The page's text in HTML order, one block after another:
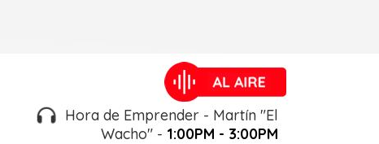
Hora de Emprender - Martín "El
Wacho" - 1:00PM - 3:00PM